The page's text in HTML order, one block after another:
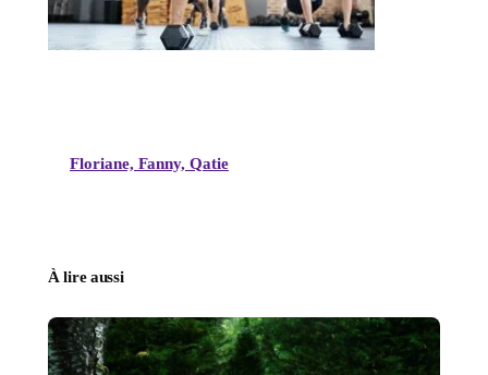
Floriane, Fanny, Qatie
À lire aussi